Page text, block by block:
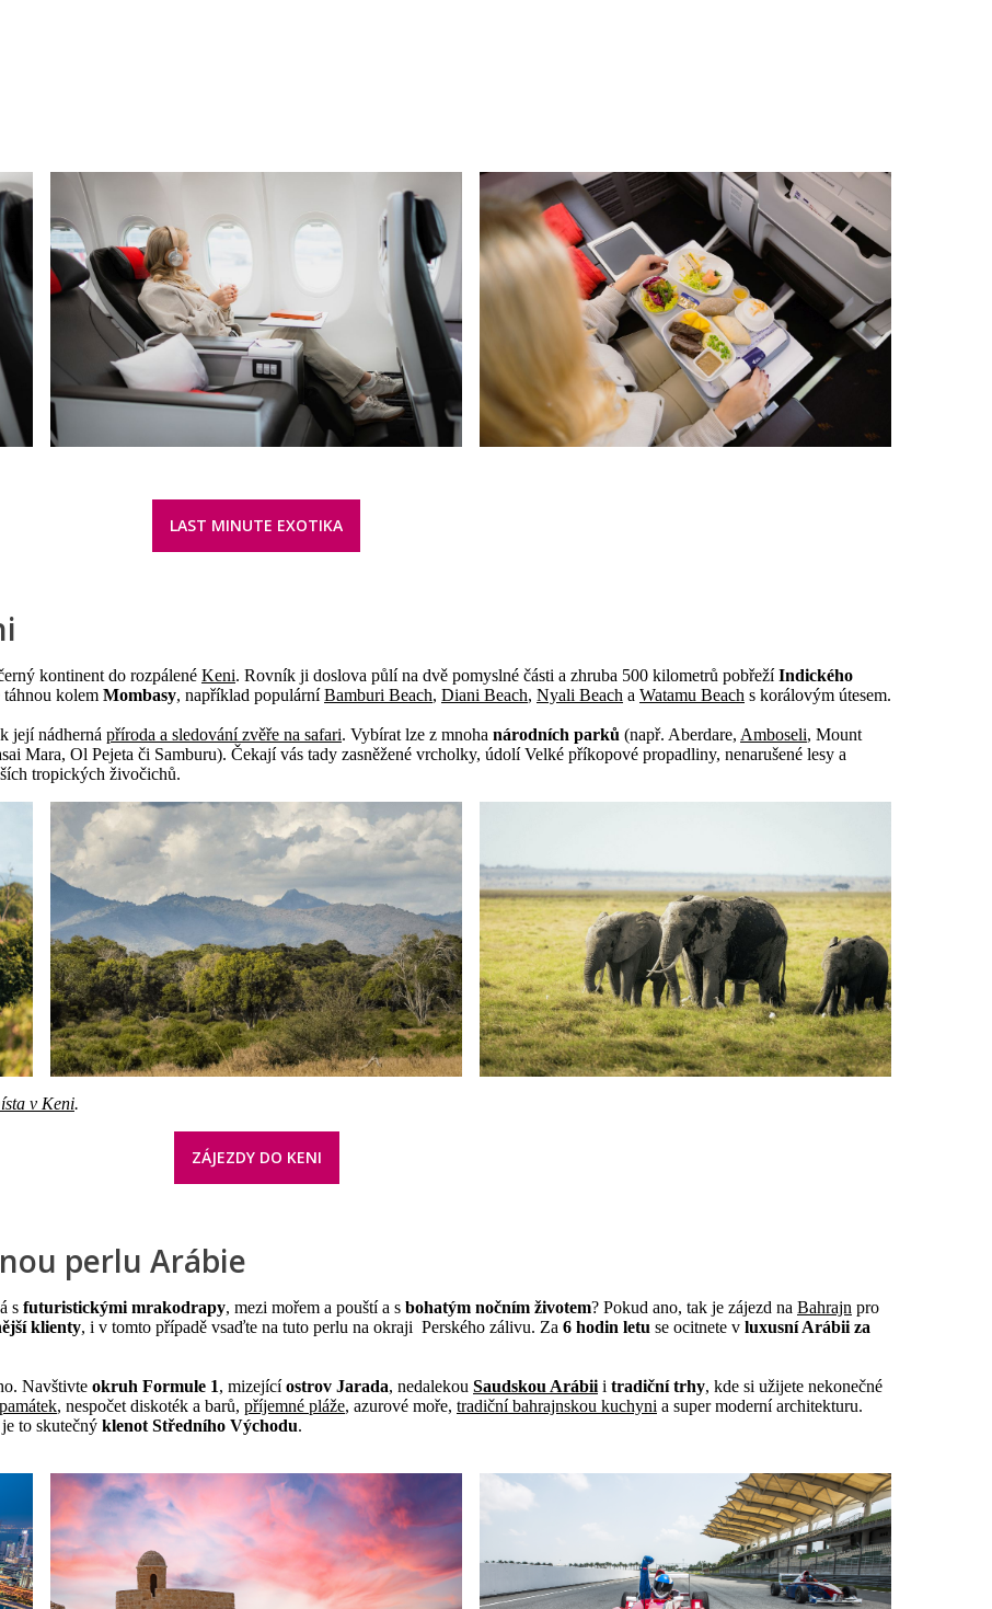
LAST MINUTE EXOTIKA
kontinent do rozpálené Keni. Rovník ji doslova půlí na dvě pomyslné části a zhruba 500 kilometrů pobřežíIndického
kolem Mombasy, například populárníBamburi Beach, Diani Beach, Nyali Beach a Watamu Beach s korálovým útesem.
její nádherná příroda a sledování zvěře na safari. Vybírat lze z mnoha národních parků (např. Aberdare, Amboseli, Mount
Mara, Ol Pejeta či Samburu). Čekají vás tady zasněžené vrcholky, údolí Velké příkopové propadliny, nenarušené lesy a
tropických živočichů.
v Keni.
ZÁJEZDY DO KENI
perlu Arábie
s futuristickými mrakodrapy, mezi mořem a pouští a s bohatým nočním životem? Pokud ano, tak je zájezd na Bahrajn pro
klienty, i v tomto případě vsaďte na tuto perlu na okraji Perského zálivu. Za 6 hodin letu se ocitnete v luxusní Arábii za
Navštivte okruh Formule 1, mizejícíostrov Jarada, nedalekou Saudskou Arábii i tradiční trhy, kde si užijete nekonečné
, nespočet diskoték a barů, příjemné pláže, azurové moře, tradiční bahrajnskou kuchyni a super moderní architekturu.
to skutečný klenot Středního Východu.